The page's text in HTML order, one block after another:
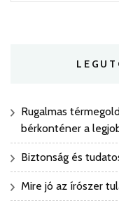
Rugalmas
bérkonténer a
Biztonság és
Mire jó az írószer